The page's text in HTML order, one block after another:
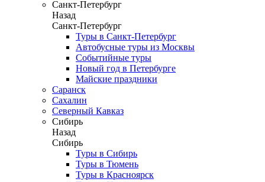
Санкт-Петербург
Назад
Санкт-Петербург
Туры в Санкт-Петербург
Автобусные туры из Москвы
Событийные туры
Новый год в Петербурге
Майские праздники
Саранск
Сахалин
Северный Кавказ
Сибирь
Назад
Сибирь
Туры в Сибирь
Туры в Тюмень
Туры в Красноярск